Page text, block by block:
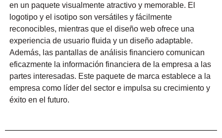
en un paquete visualmente atractivo y memorable. El
logotipo y el isotipo son versátiles y fácilmente
reconocibles, mientras que el diseño web ofrece una
experiencia de usuario fluida y un diseño adaptable.
Además, las pantallas de análisis financiero comunican
eficazmente la información financiera de la empresa a las
partes interesadas. Este paquete de marca establece a la
empresa como líder del sector e impulsa su crecimiento y
éxito en el futuro.